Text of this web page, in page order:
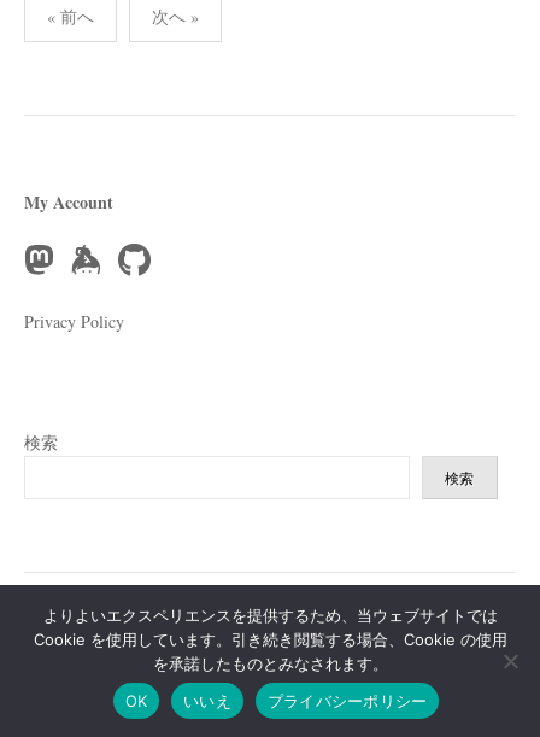
稿
送
« 前へ 次へ »
My Account
Privacy Policy
検索
検索
Powered byWordPress|Theme:Writeby Themegraphy| Modified by
よりよいエクスペリエンスを提供するため、当ウェブサイトでは
Cookie を使用しています。引き続き閲覧する場合、Cookie の使用
を承諾したものとみなされます。
OK
いいえ プライバシーポリシー